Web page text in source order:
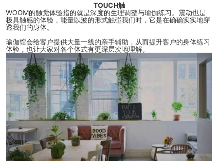
TOUCH触
WOOM的触觉体验指的就是深度的生理调整与瑜伽练习。震动也是
极具触感的体验，能量以波的形式触碰我们时，它是在确确实实地穿
透我们的身体。
瑜伽馆会给客户提供大量一线的亲手辅助，从而提升客户的身体练习
体验，也让大家对各个体式有更深层次地理解。